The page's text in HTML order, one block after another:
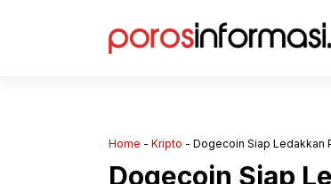
Home - Kripto - Dogecoin Siap Ledakkan
Dogecoin Siap